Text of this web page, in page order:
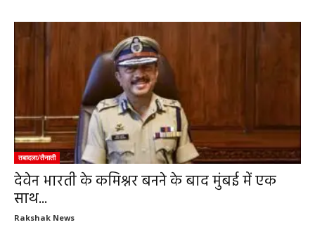
तबादला/तैनाती
देवेन भारती के कमिश्नर बनने के बाद मुंबई में एक
साथ...
Rakshak News